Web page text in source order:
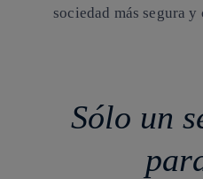
sociedad más segura
Sólo un